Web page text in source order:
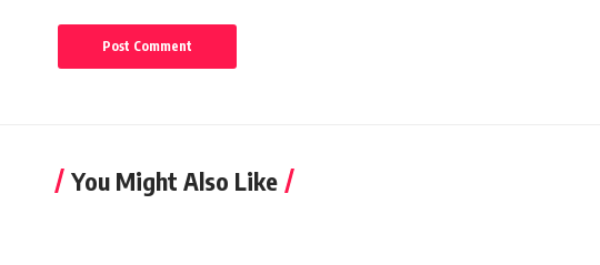
You Might Also Like